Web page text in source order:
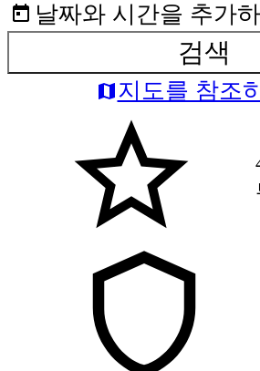
날짜와 시간을 추가
검색
지도를 참조